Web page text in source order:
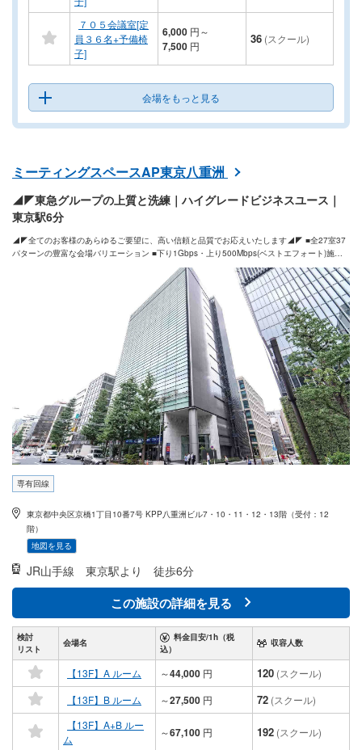
７０５会議室[定
員３６名+予備椅
子]
6,000 円～
7,500 円 36 (スクール)
会場をもっと見る
ミーティングスペースAP東京八重洲
◢◤東急グループの上質と洗練｜ハイグレードビジネスユース｜
東京駅6分
◢◤全てのお客様のあらゆるご要望に、高い信頼と品質でお応えいたします◢◤ ■全27室37
パターンの豊富な会場バリエーション ■下り1Gbps・上り500Mbps(ベストエフォート)施設
専有インターネット回線を完備 他会場の影響を受けたくないお客様は常設専用インターネ
ット回線も利用可能※専用回線は有料となります ■100㎡以上の部屋は天吊り式高輝度プロジ
専有回線
東京都中央区京橋1丁目10番7号 KPP八重洲ビル7・10・11・12・13階（受付：12
階）
地図を見る
JR山手線 東京駅より 徒歩6分
この施設の詳細を見る
検討
リスト
会場名
料金目安/1h（税
込）
収容人数
【13F】A ルーム ～44,000 円 120 (スクール)
【13F】B ルーム
～27,500 円 72 (スクール)
【13F】A+B ルー
ム
～67,100 円 192 (スクール)